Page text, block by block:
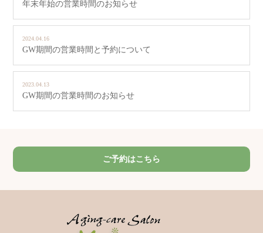
年末年始の営業時間のお知らせ
2024.04.16
GW期間の営業時間と予約について
2023.04.13
GW期間の営業時間のお知らせ
ご予約はこちら